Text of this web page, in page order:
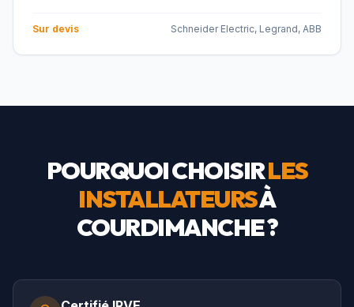
Sur devis Schneider Electric, Legrand, ABB
POURQUOI CHOISIRLES
INSTALLATEURSÀ
COURDIMANCHE?